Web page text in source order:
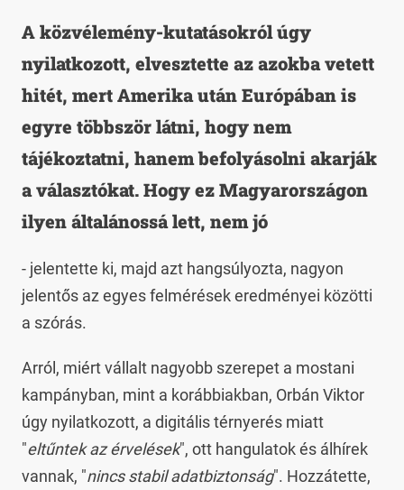
A közvélemény-kutatásokról úgy
nyilatkozott, elvesztette az azokba vetett
hitét, mert Amerika után Európában is
egyre többször látni, hogy nem
tájékoztatni, hanem befolyásolni akarják
a választókat. Hogy ez Magyarországon
ilyen általánossá lett, nem jó
- jelentette ki, majd azt hangsúlyozta, nagyon
jelentős az egyes felmérések eredményei közötti
a szórás.
Arról, miért vállalt nagyobb szerepet a mostani
kampányban, mint a korábbiakban, Orbán Viktor
úgy nyilatkozott, a digitális térnyerés miatt
"eltűntek az érvelések", ott hangulatok és álhírek
vannak, "nincs stabil adatbiztonság". Hozzátette,